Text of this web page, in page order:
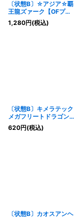
〔状態B〕☆アジア☆覇
王龍ズァーク【OFプリ
ズマティックシークレッ
ト】{アジアLOSP-
1,280円(税込)
〔状態B〕キメラテック
メガフリートドラゴン
【OFプリズマティック
シークレット】{LOSP-
620円(税込)
〔状態B〕カオスアンヘ